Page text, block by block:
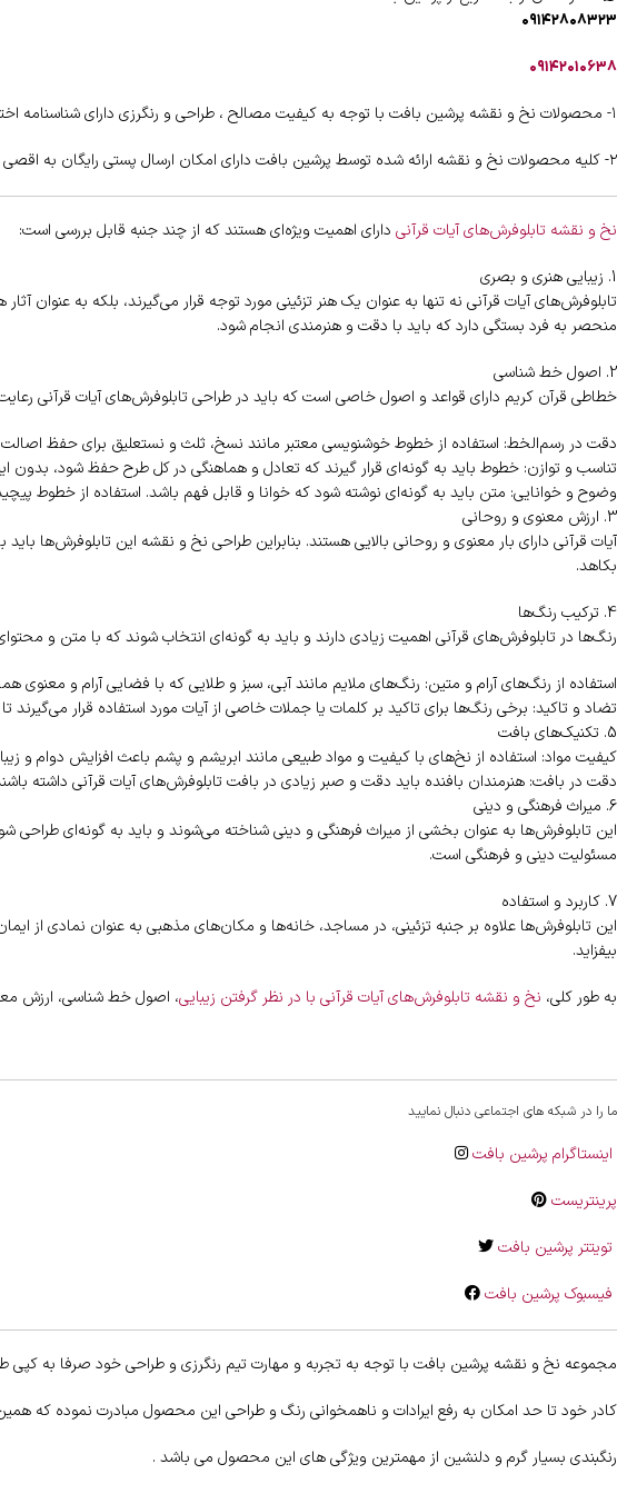
۰۹۱۴۲۸۰۸۳۲۳
۰۹۱۴۲۰۱۰۶۳۸
۱- محصولات نخ و نقشه پرشین بافت با توجه به کیفیت مصالح ، طراحی و رنگرزی دارای شناسنامه اختصاصی و هولوگرام اختصاصی می باشند .
۲- کلیه محصولات نخ و نقشه ارائه شده توسط پرشین بافت دارای امکان ارسال پستی رایگان به اقصی نقاط کشور را دارا می باشند .
نخ و نقشه تابلوفرش‌های آیات قرآنی دارای اهمیت ویژه‌ای هستند که از چند جنبه قابل بررسی است:
1. زیبایی هنری و بصری
تابلوفرش‌های آیات قرآنی نه تنها به عنوان یک هنر تزئینی مورد توجه قرار می‌گیرند، بلکه به
منحصر به فرد بستگی دارد که باید با دقت و هنرمندی انجام شود.
2. اصول خط شناسی
خطاطی قرآن کریم دارای قواعد و اصول خاصی است که باید در طراحی تابلوفرش‌های آیات قرآنی
دقت در رسم‌الخط: استفاده از خطوط خوشنویسی معتبر مانند نسخ، ثلث و نستعلیق برای حفظ
تناسب و توازن: خطوط باید به گونه‌ای قرار گیرند که تعادل و هماهنگی در کل طرح حفظ شود، بدون
وضوح و خوانایی: متن باید به گونه‌ای نوشته شود که خوانا و قابل فهم باشد. استفاده از خطوط
3. ارزش معنوی و روحانی
آیات قرآنی دارای بار معنوی و روحانی بالایی هستند. بنابراین طراحی نخ و نقشه این تابلوفرش‌ها
بکاهد.
4. ترکیب رنگ‌ها
رنگ‌ها در تابلوفرش‌های قرآنی اهمیت زیادی دارند و باید به گونه‌ای انتخاب شوند که با متن و
استفاده از رنگ‌های آرام و متین: رنگ‌های ملایم مانند آبی، سبز و طلایی که با فضایی آرام و معنوی
تضاد و تاکید: برخی رنگ‌ها برای تاکید بر کلمات یا جملات خاصی از آیات مورد استفاده قرار می‌گیرند
5. تکنیک‌های بافت
کیفیت مواد: استفاده از نخ‌های با کیفیت و مواد طبیعی مانند ابریشم و پشم باعث افزایش دوام و
دقت در بافت: هنرمندان بافنده باید دقت و صبر زیادی در بافت تابلوفرش‌های آیات قرآنی داشته
6. میراث فرهنگی و دینی
این تابلوفرش‌ها به عنوان بخشی از میراث فرهنگی و دینی شناخته می‌شوند و باید به گونه‌ای
مسئولیت دینی و فرهنگی است.
7. کاربرد و استفاده
این تابلوفرش‌ها علاوه بر جنبه تزئینی، در مساجد، خانه‌ها و مکان‌های مذهبی به عنوان نمادی از
بیفزاید.
به طور کلی، نخ و نقشه تابلوفرش‌های آیات قرآنی با در نظر گرفتن زیبایی، اصول خط شناسی، ارزش
ما را در شبکه های اجتماعی دنبال نمایید
اینستاگرام پرشین بافت
پرینتریست
تویتتر پرشین بافت
فیسبوک پرشین بافت
مجموعه نخ و نقشه پرشین بافت با توجه به تجربه و مهارت تیم رنگرزی و طراحی خود صرفا به کپی
کادر خود تا حد امکان به رفع ایرادات و ناهمخوانی رنگ و طراحی این محصول مبادرت نموده که
رنگبندی بسیار گرم و دلنشین از مهمترین ویژگی های این محصول می باشد .